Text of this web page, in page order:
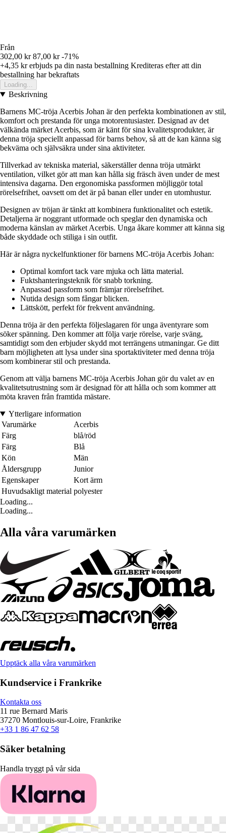
Från
302,00 kr 87,00 kr -71%
+4,35 krerbjuds pa din nasta bestallning Krediteras efter att din
bestallning har bekraftats
Loading...
Beskrivning
Barnens MC-tröja Acerbis Johan är den perfekta kombinationen av stil,
komfort och prestanda för unga motorentusiaster. Designad av det
välkända märket Acerbis, som är känt för sina kvalitetsprodukter, är
denna tröja speciellt anpassad för barns behov, så att de kan känna sig
bekväma och självsäkra under sina aktiviteter.
Tillverkad av tekniska material, säkerställer denna tröja utmärkt
ventilation, vilket gör att man kan hålla sig fräsch även under de mest
intensiva dagarna. Den ergonomiska passformen möjliggör total
rörelsefrihet, oavsett om det är på banan eller under en utomhustur.
Designen av tröjan är tänkt att kombinera funktionalitet och estetik.
Detaljerna är noggrant utformade och speglar den dynamiska och
moderna känslan av märket Acerbis. Unga åkare kommer att känna sig
både skyddade och stiliga i sin outfit.
Här är några nyckelfunktioner för barnens MC-tröja Acerbis Johan:
Optimal komfort tack vare mjuka och lätta material.
Fuktshanteringsteknik för snabb torkning.
Anpassad passform som främjar rörelsefrihet.
Nutida design som fångar blicken.
Lättskött, perfekt för frekvent användning.
Denna tröja är den perfekta följeslagaren för unga äventyrare som
söker spänning. Den kommer att följa varje rörelse, varje sväng,
samtidigt som den erbjuder skydd mot terrängens utmaningar. Ge ditt
barn möjligheten att lysa under sina sportaktiviteter med denna tröja
som kombinerar stil och prestanda.
Genom att välja barnens MC-tröja Acerbis Johan gör du valet av en
kvalitetsutrustning som är designad för att hålla och som kommer att
möta kraven från framtida mästare.
Ytterligare information
Varumärke
Acerbis
Färg
blå/röd
Färg
Blå
Kön
Män
Åldersgrupp
Junior
Egenskaper
Kort ärm
Huvudsakligt material polyester
Loading...
Loading...
Alla våra varumärken
Upptäck alla våra varumärken
Kundservice i Frankrike
Kontakta oss
11 rue Bernard Maris
37270 Montlouis-sur-Loire, Frankrike
+33 1 86 47 62 58
Säker betalning
Handla tryggt på vår sida